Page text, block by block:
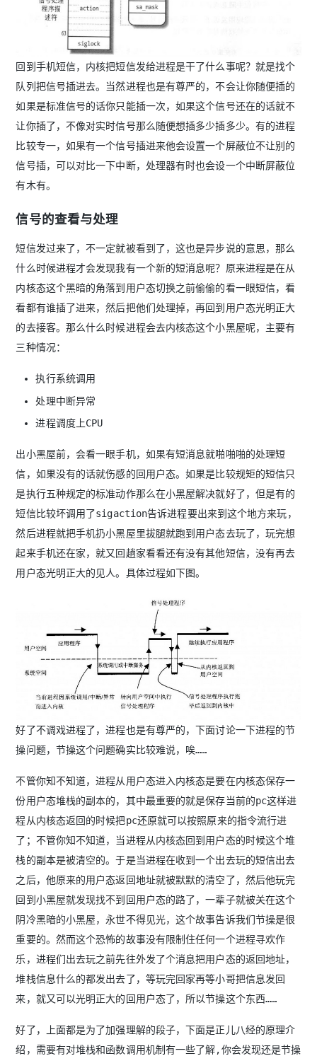
回到手机短信，内核把短信发给进程是干了什么事呢？就是找个
队列把信号插进去。当然进程也是有尊严的，不会让你随便插的
如果是标准信号的话你只能插一次，如果这个信号还在的话就不
让你插了，不像对实时信号那么随便想插多少插多少。有的进程
比较专一，如果有一个信号插进来他会设置一个屏蔽位不让别的
信号插，可以对比一下中断，处理器有时也会设一个中断屏蔽位
有木有。
信号的查看与处理
短信发过来了，不一定就被看到了，这也是异步说的意思，那么
什么时候进程才会发现我有一个新的短消息呢？原来进程是在从
内核态这个黑暗的角落到用户态切换之前偷偷的看一眼短信，看
看都有谁插了进来，然后把他们处理掉，再回到用户态光明正大
的去接客。那么什么时候进程会去内核态这个小黑屋呢，主要有
三种情况：
执行系统调用
处理中断异常
进程调度上CPU
出小黑屋前，会看一眼手机，如果有短消息就啪啪啪的处理短
信，如果没有的话就伤感的回用户态。如果是比较规矩的短信只
是执行五种规定的标准动作那么在小黑屋解决就好了，但是有的
短信比较坏调用了sigaction告诉进程要出来到这个地方来玩，
然后进程就把手机扔小黑屋里拔腿就跑到用户态去玩了，玩完想
起来手机还在家，就又回趟家看看还有没有其他短信，没有再去
用户态光明正大的见人。具体过程如下图。
好了不调戏进程了，进程也是有尊严的，下面讨论一下进程的节
操问题，节操这个问题确实比较难说，唉……
不管你知不知道，进程从用户态进入内核态是要在内核态保存一
份用户态堆栈的副本的，其中最重要的就是保存当前的pc这样进
程从内核态返回的时候把pc还原就可以按照原来的指令流行进
了；不管你知不知道，当进程从内核态回到用户态的时候这个堆
栈的副本是被清空的。于是当进程在收到一个出去玩的短信出去
之后，他原来的用户态返回地址就被默默的清空了，然后他玩完
回到小黑屋就发现找不到回用户态的路了，一辈子就被关在这个
阴冷黑暗的小黑屋，永世不得见光，这个故事告诉我们节操是很
重要的。然而这个恐怖的故事没有限制住任何一个进程寻欢作
乐，进程们出去玩之前先往外发了个消息把用户态的返回地址，
堆栈信息什么的都发出去了，等玩完回家再等小哥把信息发回
来，就又可以光明正大的回用户态了，所以节操这个东西……
好了，上面都是为了加强理解的段子，下面是正儿八经的原理介
绍，需要有对堆栈和函数调用机制有一些了解,你会发现还是节操